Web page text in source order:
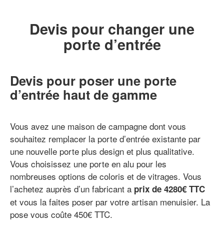
Devis pour changer une
porte d’entrée
Devis pour poser une porte
d’entrée haut de gamme
Vous avez une maison de campagne dont vous
souhaitez remplacer la porte d’entrée existante par
une nouvelle porte plus design et plus qualitative.
Vous choisissez une porte en alu pour les
nombreuses options de coloris et de vitrages. Vous
l’achetez auprès d’un fabricant a prix de 4280€ TTC
et vous la faites poser par votre artisan menuisier. La
pose vous coûte 450€ TTC.